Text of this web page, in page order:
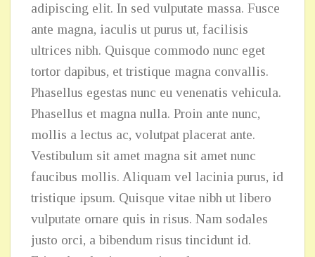
adipiscing elit. In sed vulputate massa. Fusce
ante magna, iaculis ut purus ut, facilisis
ultrices nibh. Quisque commodo nunc eget
tortor dapibus, et tristique magna convallis.
Phasellus egestas nunc eu venenatis vehicula.
Phasellus et magna nulla. Proin ante nunc,
mollis a lectus ac, volutpat placerat ante.
Vestibulum sit amet magna sit amet nunc
faucibus mollis. Aliquam vel lacinia purus, id
tristique ipsum. Quisque vitae nibh ut libero
vulputate ornare quis in risus. Nam sodales
justo orci, a bibendum risus tincidunt id.